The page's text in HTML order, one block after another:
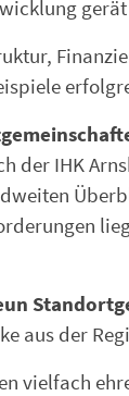
der IHK
aus der
vielfach